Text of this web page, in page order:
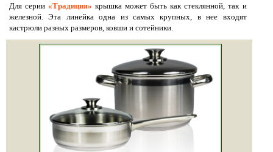
Для серии«Традиция» крышка может быть как стеклянной, так и
железной. Эта линейка одна из самых крупных, в нее входят
кастрюли разных размеров, ковши и сотейники.